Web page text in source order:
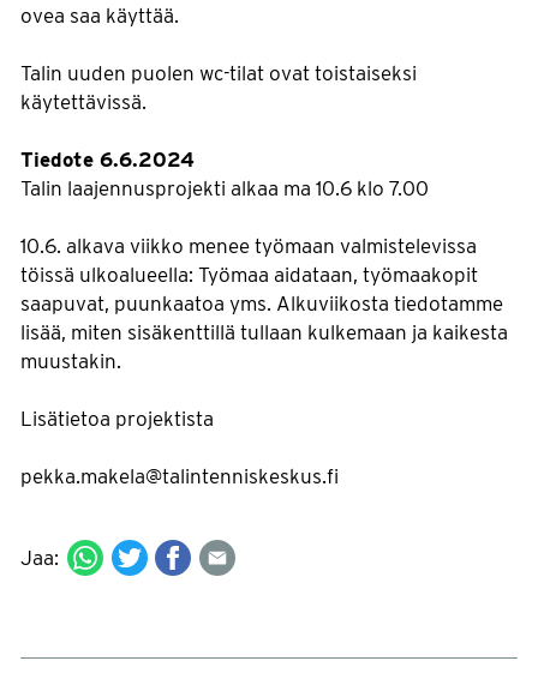
ovea saa käyttää.
Talin uuden puolen wc-tilat ovat toistaiseksi
käytettävissä.
Tiedote 6.6.2024
Talin laajennusprojekti alkaa ma 10.6 klo 7.00
10.6. alkava viikko menee työmaan valmistelevissa
töissä ulkoalueella: Työmaa aidataan, työmaakopit
saapuvat, puunkaatoa yms. Alkuviikosta tiedotamme
lisää, miten sisäkenttillä tullaan kulkemaan ja kaikesta
muustakin.
Lisätietoa projektista
pekka.makela@talintenniskeskus.fi
Jaa: